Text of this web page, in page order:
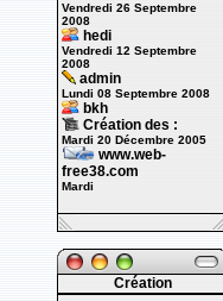
Vendredi 26 Septembre
2008
hedi
Vendredi 12 Septembre
2008
admin
Lundi 08 Septembre 2008
bkh
Création des :
Mardi 20 Décembre 2005
www.web-
free38.com
Mardi
Création